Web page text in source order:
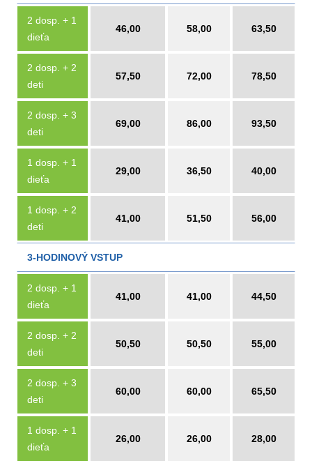
2 dosp. + 1
dieťa
46,00 58,00 63,50
2 dosp. + 2
deti
57,50 72,00 78,50
2 dosp. + 3
deti
69,00 86,00 93,50
1 dosp. + 1
dieťa
29,00 36,50 40,00
1 dosp. + 2
deti
41,00 51,50 56,00
3-HODINOVÝ VSTUP
2 dosp. + 1
dieťa
41,00 41,00 44,50
2 dosp. + 2
deti
50,50 50,50 55,00
2 dosp. + 3
deti
60,00 60,00 65,50
1 dosp. + 1
dieťa
26,00 26,00 28,00